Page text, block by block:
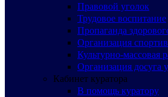
Правовой уголок
Трудовое воспитание
Пропаганда
Организация
Культурно-массовая
Организация досуга
Кабинет куратора
В помощь куратору